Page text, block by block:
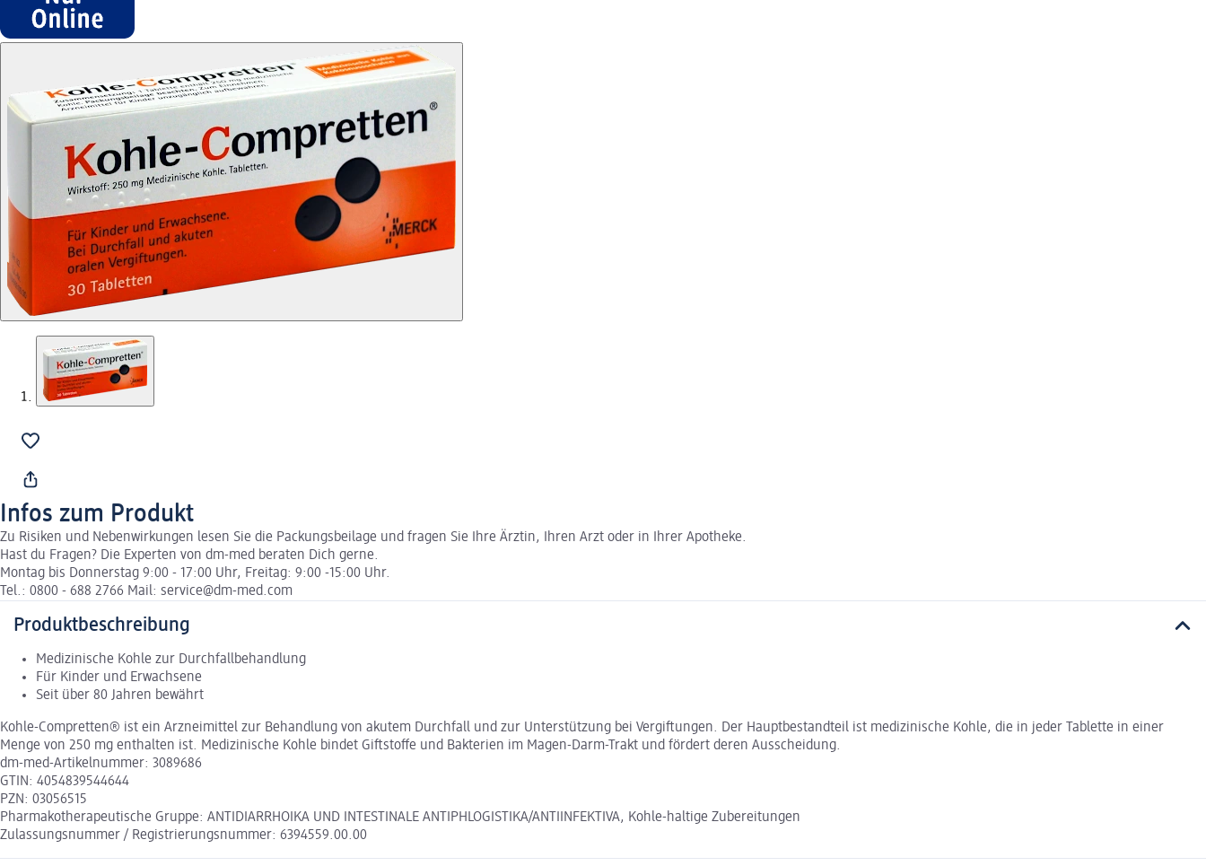
Infos zum Produkt
Zu Risiken und Nebenwirkungen lesen Sie die Packungsbeilage und fragen Sie Ihre Ärztin, Ihren Arzt oder in Ihrer Apotheke.
Hast du Fragen? Die Experten von dm-med beraten Dich gerne.
Montag bis Donnerstag 9:00 - 17:00 Uhr, Freitag: 9:00 -15:00 Uhr.
Tel.: 0800 - 688 2766 Mail: service@dm-med.com
Produktbeschreibung
Medizinische Kohle zur Durchfallbehandlung
Für Kinder und Erwachsene
Seit über 80 Jahren bewährt
Kohle-Compretten® ist ein Arzneimittel zur Behandlung von akutem Durchfall und zur Unterstützung bei Vergiftungen. Der Hauptbestandteil ist medizinische Kohle, die in jeder Tablette in einer
Menge von 250 mg enthalten ist. Medizinische Kohle bindet Giftstoffe und Bakterien im Magen-Darm-Trakt und fördert deren Ausscheidung.
dm-med-Artikelnummer: 3089686
GTIN: 4054839544644
PZN: 03056515
Pharmakotherapeutische Gruppe: ANTIDIARRHOIKA UND INTESTINALE ANTIPHLOGISTIKA/ANTIINFEKTIVA, Kohle-haltige Zubereitungen
Zulassungsnummer / Registrierungsnummer: 6394559.00.00